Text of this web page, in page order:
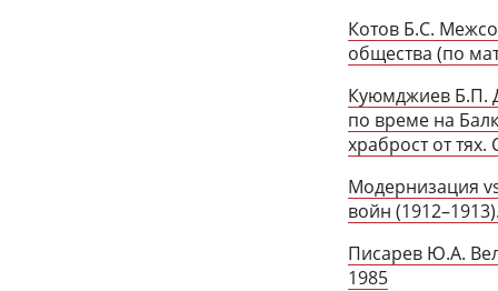
Котов Б.С.
общества (по
Куюмджиев Б.П.
по време на
храброст от
Модернизация
войн
Писарев Ю.А.
1985